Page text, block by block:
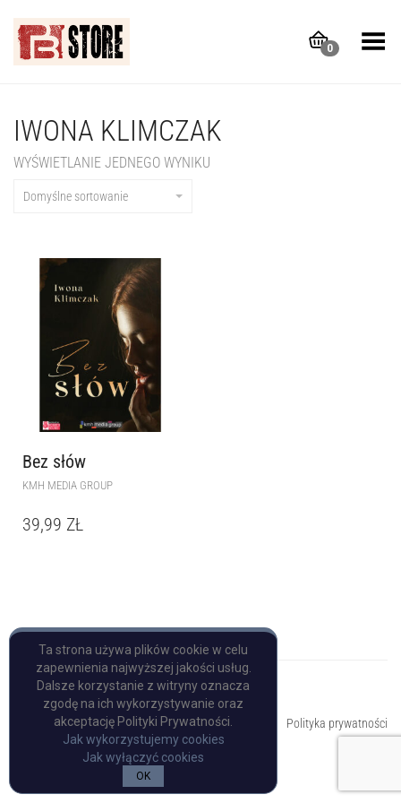
0
Toggle Menu
IWONA KLIMCZAK
WYŚWIETLANIE JEDNEGO WYNIKU
Domyślne sortowanie
Bez słów
KMH MEDIA GROUP
39,99 ZŁ
Copyright © Pulp Books
Polityka prywatności
Ta strona używa plików cookie w celu
zapewnienia najwyższej jakości usług.
Dalsze korzystanie z witryny oznacza
zgodę na ich wykorzystywanie oraz
akceptację Polityki Prywatności.
Jak wykorzystujemy cookies
Jak wyłączyć cookies
OK